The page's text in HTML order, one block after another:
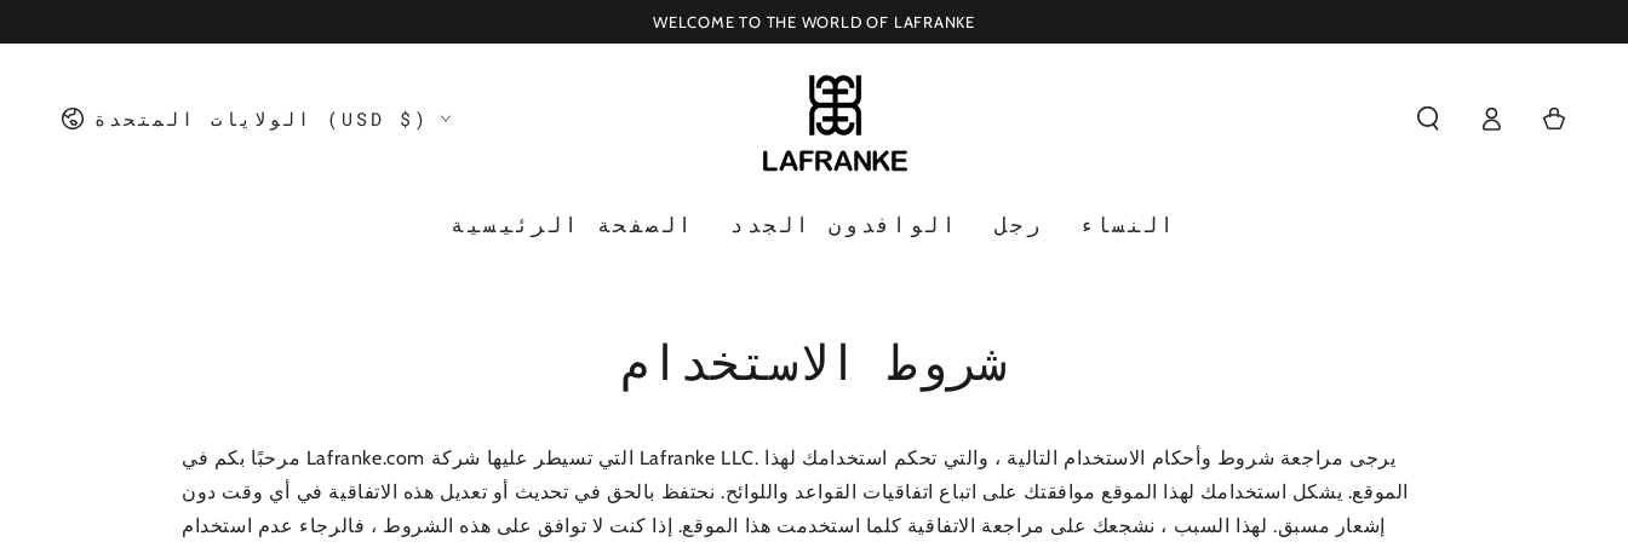
Country/region الولايات المتحدة (USD $)
الصفحة الرئيسية الوافدون الجدد رجل النساء
in
Cart
شروط الاستخدام
مرحبًا بكم في Lafranke.com التي تسيطر عليها شركة Lafranke LLC. يرجى مراجعة شروط وأحكام الاستخدام التالية ، والتي تحكم استخدامك لهذا
الموقع. يشكل استخدامك لهذا الموقع موافقتك على اتباع اتفاقيات القواعد واللوائح. نحتفظ بالحق في تحديث أو تعديل هذه الاتفاقية في أي وقت دون
إشعار مسبق. لهذا السبب ، نشجعك على مراجعة الاتفاقية كلما استخدمت هذا الموقع. إذا كنت لا توافق على هذه الشروط ، فالرجاء عدم استخدام